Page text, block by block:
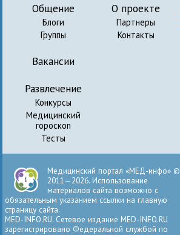
Общение
Блоги
Группы
Вакансии
Развлечение
Конкурсы
Медицинский
гороскоп
Тесты
О проекте
Партнеры
Контакты
Медицинский портал «МЕД-инфо» ©
2011—2026. Использование
материалов сайта возможно с
обязательным указанием ссылки на главную
страницу сайта.
MED-INFO.RU. Сетевое издание MED-INFO.RU
зарегистрировано Федеральной службой по